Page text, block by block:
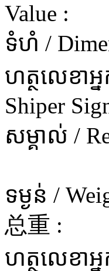
Value :
ទំហំ /
ហត្ថលេខាអ្
Shiper
សម្គាល់ /
ទម្ងន់ /
总重 :
ហត្ថលេខា